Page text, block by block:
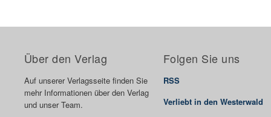
Über den Verlag
Auf unserer Verlagsseite finden Sie
mehr Informationen über den Verlag
und unser Team.
Folgen Sie uns
RSS
Verliebt in den Westerwald